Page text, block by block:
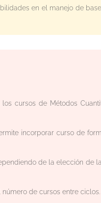
en el manejo de
los cursos de Métodos
incorporar curso de
de la elección de
de cursos entre ciclos.